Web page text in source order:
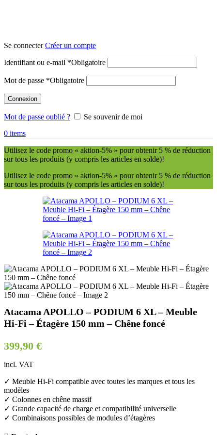
Se connecterCréer un compte
Identifiant ou e-mail *Obligatoire
Mot de passe *Obligatoire
Connexion
Mot de passe oublié ?
Se souvenir de moi
0 items
Utilisez le code promo « aktion-5% » pour obtenir 5 % de réduction
sur tous les produits (y compris les articles en solde)!
Utilisez le code promo « aktion-5% » pour obtenir 5 % de réduction
sur tous les produits (y compris les articles en solde)!
Atacama APOLLO – PODIUM 6 XL – Meuble
Hi-Fi – Étagère 150 mm – Chêne foncé
399,90 €
incl. VAT
✓ Meuble Hi-Fi compatible avec toutes les marques et tous les
modèles
✓ Colonnes en chêne massif
✓ Grande capacité de charge et compatibilité universelle
✓ Combinaisons possibles de modules d’étagères